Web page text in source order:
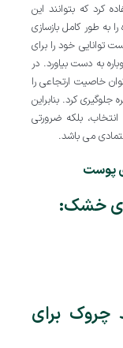
کرد که بتوانند این
به طور کامل بازسازی
توانایی خود را برای
به دست بیاورد. در
خاصیت ارتجاعی را
جلوگیری کرد. بنابراین
بلکه ضرورتی
می باشد.
پوست
خشک:
چروک برای